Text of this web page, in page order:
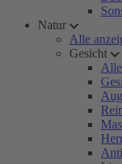
Natur
Alle
Gesicht